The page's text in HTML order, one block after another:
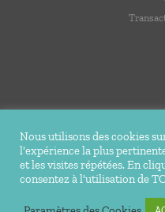
© Copyright 2020 -
réservés |Mentions légales
Nous utilisons des cookies
l'expérience la plus
et les visites répétées. En
consentez à l'utilisation de